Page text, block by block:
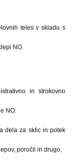
teles v skladu s
NO.
in strokovno
NO:
dela za sklic in potek
poročil in drugo,